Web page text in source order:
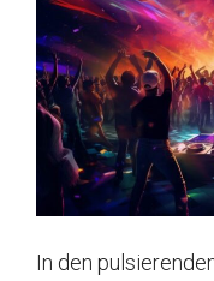
In den